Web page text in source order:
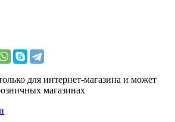
для интернет-магазина и может
магазинах